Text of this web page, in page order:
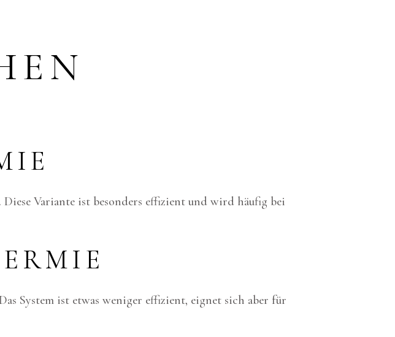
Variante ist besonders effizient und wird häufig bei
System ist etwas weniger effizient, eignet sich aber für